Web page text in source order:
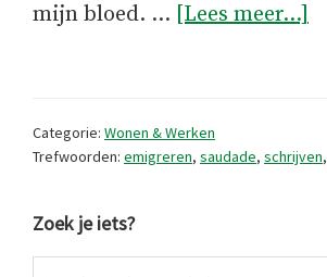
mijn bloed. … [Lees meer...]
Categorie: Wonen & Werken
Trefwoorden: emigreren, saudade, schrijven,
Primaire
Zoek je iets?